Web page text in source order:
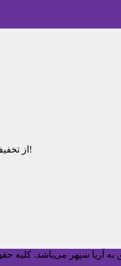
از تخفیف‌ها و جدیدترین‌های آریا سپهر باخبر شوید!
به آریا سپهر می‌باشد.